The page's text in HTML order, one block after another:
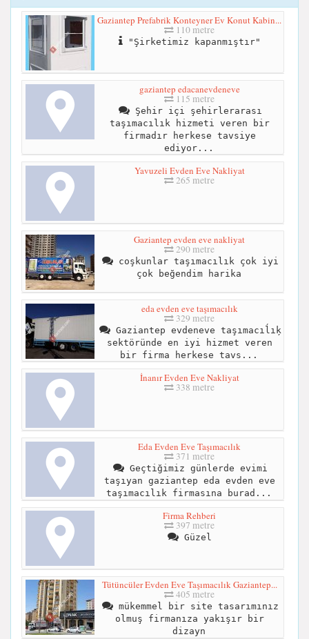
Gaziantep Prefabrik Konteyner Ev Konut Kabin...
110 metre
"Şirketimiz kapanmıştır"
gaziantep edacanevdeneve
115 metre
Şehir içi şehirlerarası
taşımacılık hizmeti veren bir
firmadır herkese tavsiye
ediyor...
Yavuzeli Evden Eve Nakliyat
265 metre
Gaziantep evden eve nakliyat
290 metre
coşkunlar taşımacılık çok iyi
çok beğendim harika
eda evden eve taşımacılık
329 metre
Gaziantep evdeneve taşımacıĺıķ
sektöründe en iyi hizmet veren
bir firma herkese tavs...
İnanır Evden Eve Nakliyat
338 metre
Eda Evden Eve Taşımacılık
371 metre
Geçtiğimiz günlerde evimi
taşıyan gaziantep eda evden eve
taşımacılık firmasına burad...
Firma Rehberi
397 metre
Güzel
Tütüncüler Evden Eve Taşımacılık Gaziantep...
405 metre
mükemmel bir site tasarımınız
olmuş firmanıza yakışır bir
dizayn